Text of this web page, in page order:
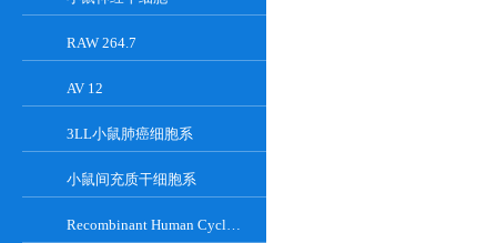
RAW 264.7
AV 12
3LL小鼠肺癌细胞系
小鼠间充质干细胞系
Recombinant Human Cyclin-Dependent Kinase Inhibitor 2A